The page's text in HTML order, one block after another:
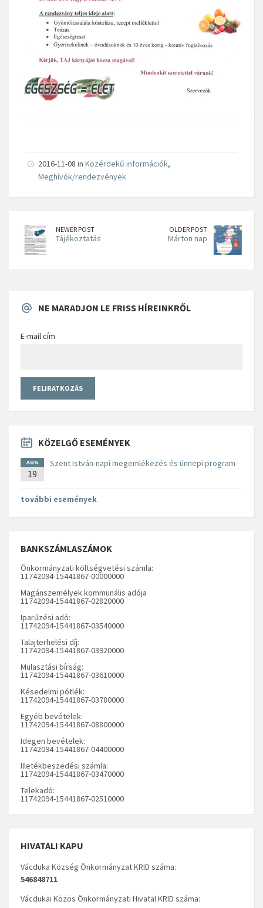
2016-11-08 in Közérdekű információk,
Meghívók/rendezvények
NEWER POST
Tájékoztatás
OLDER POST
Márton nap
NE MARADJON LE FRISS HÍREINKRŐL
E-mail cím
KÖZELGŐ ESEMÉNYEK
AUG
19
Szent István-napi megemlékezés és ünnepi program
további események
BANKSZÁMLASZÁMOK
Önkormányzati költségvetési számla:
11742094-15441867-00000000
Magánszemélyek kommunális adója
11742094-15441867-02820000
Iparűzési adó:
11742094-15441867-03540000
Talajterhelési díj:
11742094-15441867-03920000
Mulasztási bírság:
11742094-15441867-03610000
Késedelmi pótlék:
11742094-15441867-03780000
Egyéb bevételek:
11742094-15441867-08800000
Idegen bevételek:
11742094-15441867-04400000
Illetékbeszedési számla:
11742094-15441867-03470000
Telekadó:
11742094-15441867-02510000
HIVATALI KAPU
Vácduka Község Önkormányzat KRID száma:
546848711
Vácdukai Közös Önkormányzati Hivatal KRID száma: